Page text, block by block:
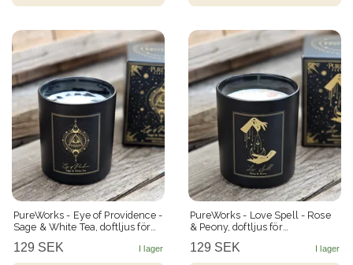
PureWorks - Eye of Providence -
Sage & White Tea, doftljus för
Obsidian 20h
129 SEK
PureWorks - Love Spell - Rose
& Peony, doftljus för
20h
129 SEK